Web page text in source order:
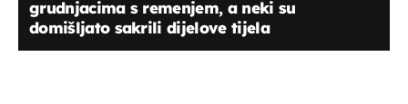
grudnjacima s remenjem, a neki su
domišljato sakrili dijelove tijela